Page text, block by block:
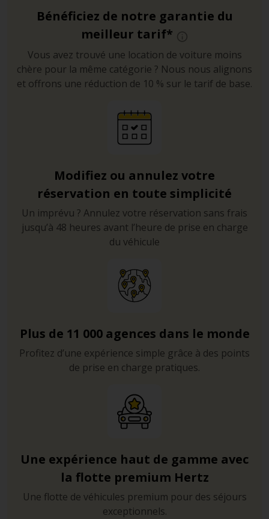
Bénéficiez de notre garantie du
meilleur tarif*
Vous avez trouvé une location de voiture moins
chère pour la même catégorie ? Nous nous alignons
et offrons une réduction de 10 % sur le tarif de base.
Modifiez ou annulez votre
réservation en toute simplicité
Un imprévu ? Annulez votre réservation sans frais
jusqu’à 48 heures avant l’heure de prise en charge
du véhicule
Plus de 11 000 agences dans le monde
Profitez d’une expérience simple grâce à des points
de prise en charge pratiques.
Une expérience haut de gamme avec
la flotte premium Hertz
Une flotte de véhicules premium pour des séjours
exceptionnels.